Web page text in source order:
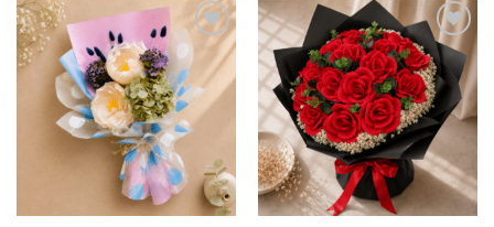
Adaugă
în
wishlist
Adaugă
în
wishlist